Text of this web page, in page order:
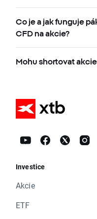
Co je a jak funguje
CFD na akcie?
Mohu shortovat
Investice
Akcie
ETF